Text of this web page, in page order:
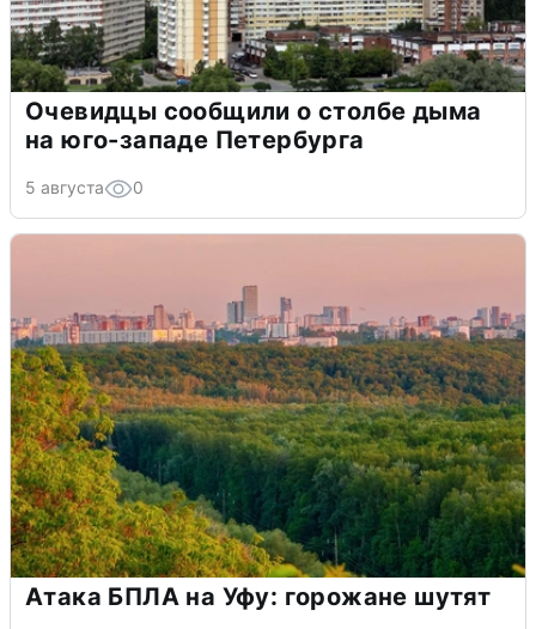
Очевидцы сообщили о столбе дыма
на юго-западе Петербурга
5 августа 0
Атака БПЛА на Уфу: горожане шутят